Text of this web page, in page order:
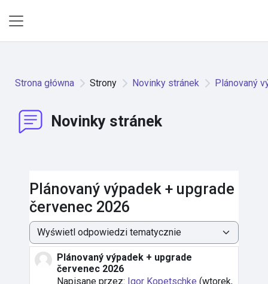
Strona główna Strony Novinky stránek Plánovaný
Novinky stránek
Plánovaný výpadek + upgrade
červenec 2026
Sposób wyświetlania
Plánovaný výpadek + upgrade
červenec 2026
Napisane przez: Igor Kopetschke (wtorek,
Liczba odpowiedzi: 0